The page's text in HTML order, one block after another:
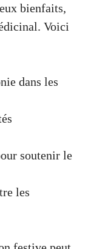
bienfaits,
Voici
dans les
soutenir le
les